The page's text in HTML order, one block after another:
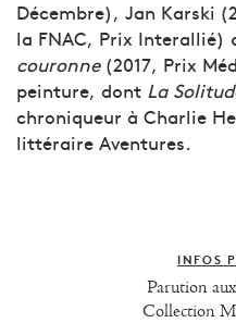
Décembre), Jan Karski
la FNAC, Prix Interallié)
couronne(2017, Prix
peinture, dont La
chroniqueur à Charlie
littéraire Aventures.
INFOS
Parution
Collection